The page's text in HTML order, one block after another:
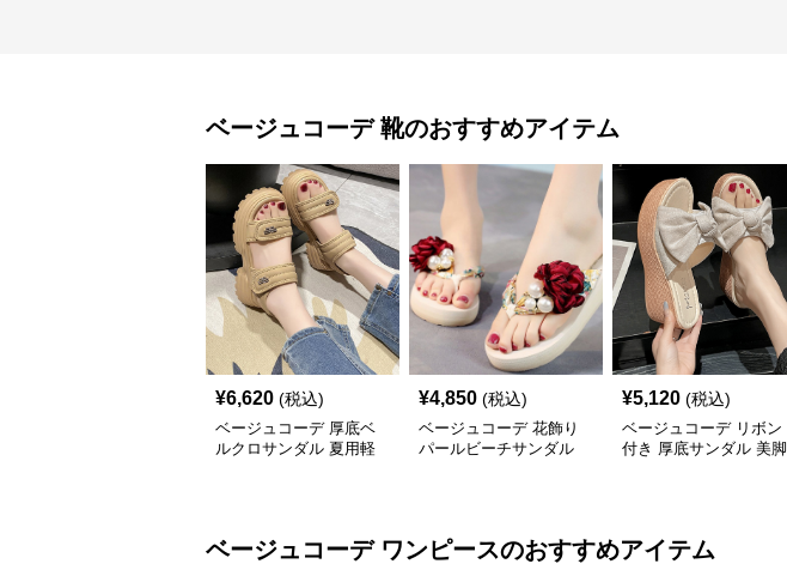
ベージュコーデ 靴のおすすめアイテム
¥6,620 (税込)
ベージュコーデ 厚底ベ
ルクロサンダル 夏用軽
¥4,850 (税込)
ベージュコーデ 花飾り
パールビーチサンダル
¥5,120 (税込)
ベージュコーデ リボン
付き 厚底サンダル 美脚
ベージュコーデ ワンピースのおすすめアイテム